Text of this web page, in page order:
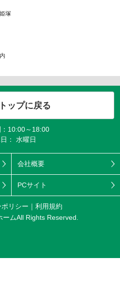
塚
ップに戻る
10:00～18:00
： 水曜日
会社概要
PCサイト
リシー
利用規約
ムAll Rights Reserved.